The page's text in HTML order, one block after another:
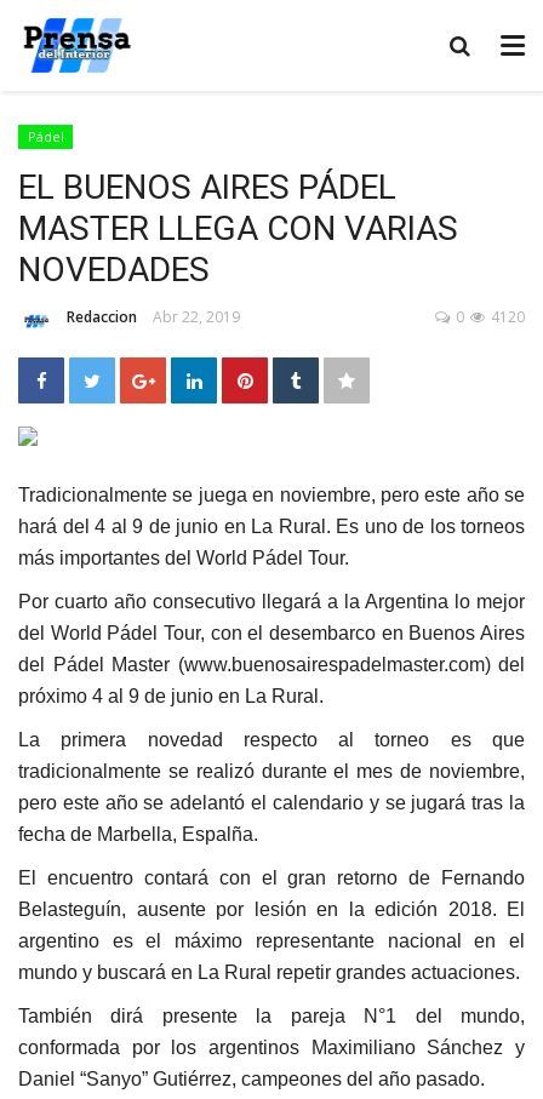
Pádel
EL BUENOS AIRES PÁDEL
MASTER LLEGA CON VARIAS
NOVEDADES
Redaccion Abr 22, 2019 4120
0
Tradicionalmente se juega en noviembre, pero este año se
hará del 4 al 9 de junio en La Rural. Es uno de los torneos
más importantes del World Pádel Tour.
Por cuarto año consecutivo llegará a la Argentina lo mejor
del World Pádel Tour, con el desembarco en Buenos Aires
del Pádel Master (www.buenosairespadelmaster.com) del
próximo 4 al 9 de junio en La Rural.
La primera novedad respecto al torneo es que
tradicionalmente se realizó durante el mes de noviembre,
pero este año se adelantó el calendario y se jugará tras la
fecha de Marbella, Espalña.
El encuentro contará con el gran retorno de Fernando
Belasteguín, ausente por lesión en la edición 2018. El
argentino es el máximo representante nacional en el
mundo y buscará en La Rural repetir grandes actuaciones.
También dirá presente la pareja N°1 del mundo,
conformada por los argentinos Maximiliano Sánchez y
Daniel “Sanyo” Gutiérrez, campeones del año pasado.